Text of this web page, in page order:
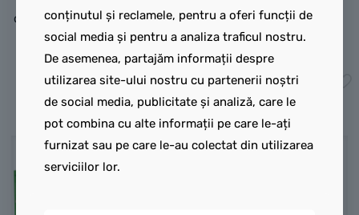
descărcat în jocul Minecraft.
395,00lei
Adaugă în coș
digitale ușor de urmat.
120,00lei
Adaugă în coș
conținutul și reclamele, pentru a oferi funcții de
social media și pentru a analiza traficul nostru.
De asemenea, partajăm informații despre
utilizarea site-ului nostru cu partenerii noștri
de social media, publicitate și analiză, care le
pot combina cu alte informații pe care le-ați
furnizat sau pe care le-au colectat din utilizarea
serviciilor lor.